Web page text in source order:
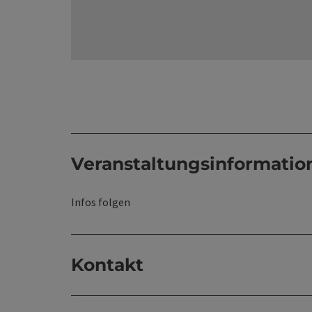
Infos folgen
Kontakt